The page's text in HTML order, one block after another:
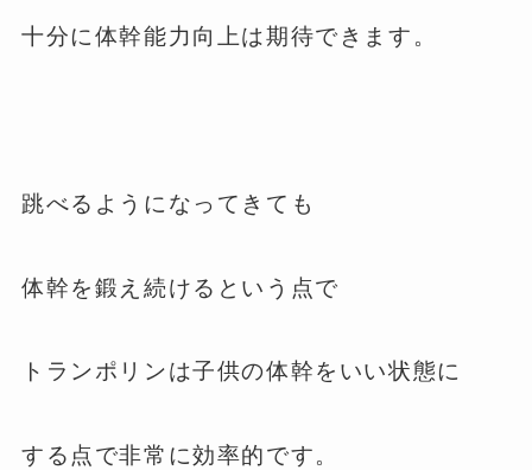
十分に体幹能力向上は期待できます。
跳べるようになってきても
体幹を鍛え続けるという点で
トランポリンは子供の体幹をいい状態に
する点で非常に効率的です。